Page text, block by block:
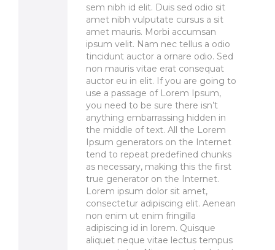
sem nibh id elit. Duis sed odio sit
amet nibh vulputate cursus a sit
amet mauris. Morbi accumsan
ipsum velit. Nam nec tellus a odio
tincidunt auctor a ornare odio. Sed
non mauris vitae erat consequat
auctor eu in elit. If you are going to
use a passage of Lorem Ipsum,
you need to be sure there isn’t
anything embarrassing hidden in
the middle of text. All the Lorem
Ipsum generators on the Internet
tend to repeat predefined chunks
as necessary, making this the first
true generator on the Internet.
Lorem ipsum dolor sit amet,
consectetur adipiscing elit. Aenean
non enim ut enim fringilla
adipiscing id in lorem. Quisque
aliquet neque vitae lectus tempus